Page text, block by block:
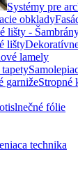
Systémy pre
lamely
Stropné
fólie
technika